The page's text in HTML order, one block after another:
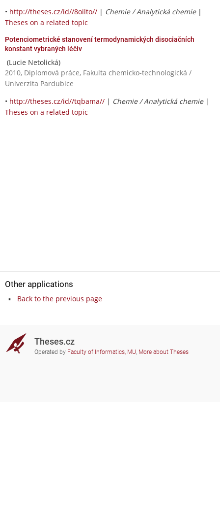
• http://theses.cz/id//8oilto// | Chemie / Analytická chemie|
Theses on a related topic
Potenciometrické stanovení termodynamických disociačních
konstant vybraných léčiv
(Lucie Netolická)
2010, Diplomová práce, Fakulta chemicko-technologická /
Univerzita Pardubice
• http://theses.cz/id//tqbama// | Chemie / Analytická chemie|
Theses on a related topic
Other applications
Back to the previous page
Theses.cz
Operated by Faculty of Informatics, MU, More about Theses